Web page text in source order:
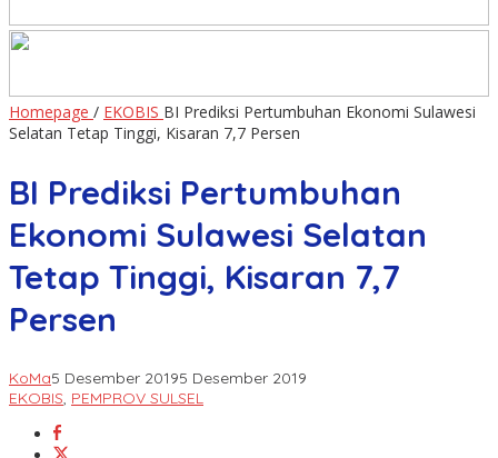
Homepage / EKOBIS BI Prediksi Pertumbuhan Ekonomi Sulawesi
Selatan Tetap Tinggi, Kisaran 7,7 Persen
BI Prediksi Pertumbuhan
Ekonomi Sulawesi Selatan
Tetap Tinggi, Kisaran 7,7
Persen
KoMa5 Desember 20195 Desember 2019
EKOBIS, PEMPROV SULSEL